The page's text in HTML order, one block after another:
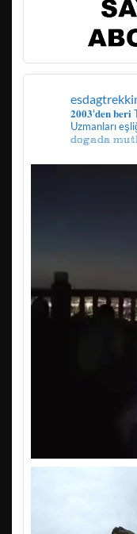
𝟐𝟎𝟎𝟑'𝐝𝐞𝐧 𝐛𝐞𝐫𝐢
Uzmanları
𝕕𝕠𝕘𝕒𝕕𝕒